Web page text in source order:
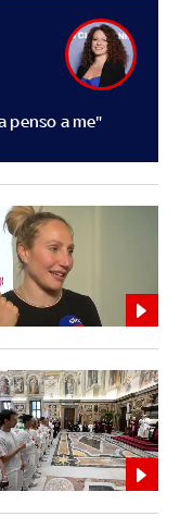
penso a me"